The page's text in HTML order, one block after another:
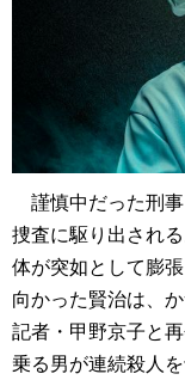
謹慎中だった刑
捜査に駆り出され
体が突如として膨
向かった賢治は、
記者・甲野京子と
乗る男が連続殺人